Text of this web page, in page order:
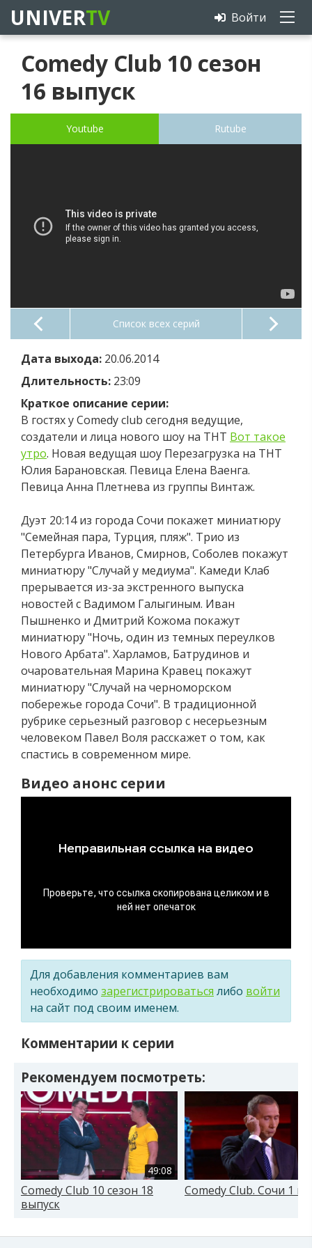
UNIVERTV Войти
Comedy Club 10 сезон
16 выпуск
Youtube Rutube
Список всех серий
Дата выхода: 20.06.2014
Длительность: 23:09
Краткое описание серии:
В гостях у Comedy club сегодня ведущие,
создатели и лица нового шоу на ТНТ Вот такое
утро. Новая ведущая шоу Перезагрузка на ТНТ
Юлия Барановская. Певица Елена Ваенга.
Певица Анна Плетнева из группы Винтаж.
Дуэт 20:14 из города Сочи покажет миниатюру
"Семейная пара, Турция, пляж". Трио из
Петербурга Иванов, Смирнов, Соболев покажут
миниатюру "Случай у медиума". Камеди Клаб
прерывается из-за экстренного выпуска
новостей с Вадимом Галыгиным. Иван
Пышненко и Дмитрий Кожома покажут
миниатюру "Ночь, один из темных переулков
Нового Арбата". Харламов, Батрудинов и
очаровательная Марина Кравец покажут
миниатюру "Случай на черноморском
побережье города Сочи". В традиционной
рубрике серьезный разговор с несерьезным
человеком Павел Воля расскажет о том, как
спастись в современном мире.
Видео анонс серии
Для добавления комментариев вам
необходимо зарегистрироваться либо войти
на сайт под своим именем.
Комментарии к серии
Рекомендуем посмотреть:
49:08
Comedy Club 10 сезон 18
выпуск
Comedy Club. Сочи 1